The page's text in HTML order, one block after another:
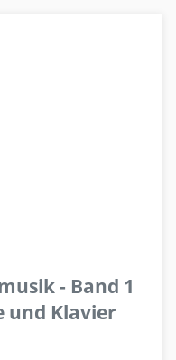
- Band 1
und Klavier